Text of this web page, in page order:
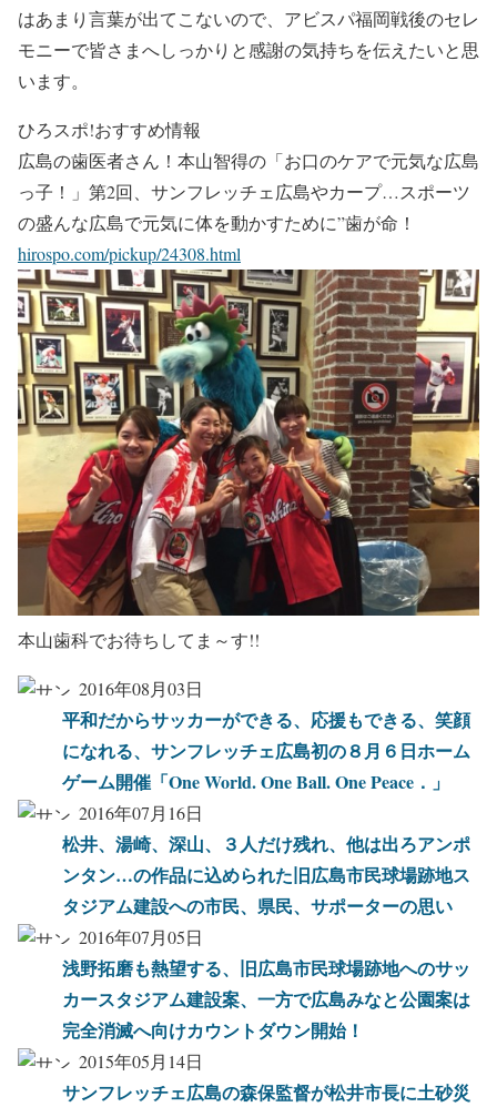
はあまり言葉が出てこないので、アビスパ福岡戦後のセレ
モニーで皆さまへしっかりと感謝の気持ちを伝えたいと思
います。
ひろスポ!おすすめ情報
広島の歯医者さん！本山智得の「お口のケアで元気な広島
っ子！」第2回、サンフレッチェ広島やカープ…スポーツ
の盛んな広島で元気に体を動かすために”歯が命！
hirospo.com/pickup/24308.html
本山歯科でお待ちしてま～す!!
2016年08月03日
平和だからサッカーができる、応援もできる、笑顔
になれる、サンフレッチェ広島初の８月６日ホーム
ゲーム開催「One World. One Ball. One Peace．」
2016年07月16日
松井、湯崎、深山、３人だけ残れ、他は出ろアンポ
ンタン…の作品に込められた旧広島市民球場跡地ス
タジアム建設への市民、県民、サポーターの思い
2016年07月05日
浅野拓磨も熱望する、旧広島市民球場跡地へのサッ
カースタジアム建設案、一方で広島みなと公園案は
完全消滅へ向けカウントダウン開始！
2015年05月14日
サンフレッチェ広島の森保監督が松井市長に土砂災